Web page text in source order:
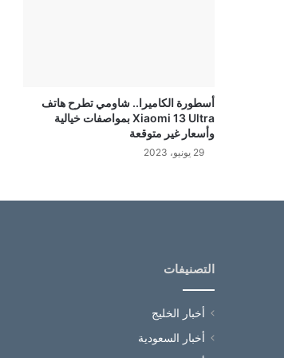
أسطورة الكاميرا.. شاومي تطرح هاتف
Xiaomi 13 Ultra بمواصفات خيالية
وأسعار غير متوقعة
29 يونيو، 2023
التصنيفات
أخبار الخليج
أخبار السعودية